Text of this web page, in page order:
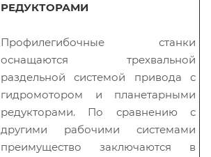
РЕДУКТОРАМИ
Профилегибочные станки
оснащаются трехвальной
раздельной системой привода с
гидромотором и планетарными
редукторами. По сравнению с
другими рабочими системами
преимущество заключаются в